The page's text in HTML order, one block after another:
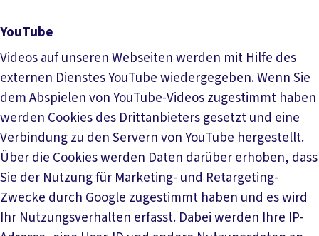
YouTube
Videos auf unseren Webseiten werden mit Hilfe des
externen Dienstes YouTube wiedergegeben. Wenn Sie
dem Abspielen von YouTube-Videos zugestimmt haben
werden Cookies des Drittanbieters gesetzt und eine
Verbindung zu den Servern von YouTube hergestellt.
Über die Cookies werden Daten darüber erhoben, dass
Sie der Nutzung für Marketing- und Retargeting-
Zwecke durch Google zugestimmt haben und es wird
Ihr Nutzungsverhalten erfasst. Dabei werden Ihre IP-